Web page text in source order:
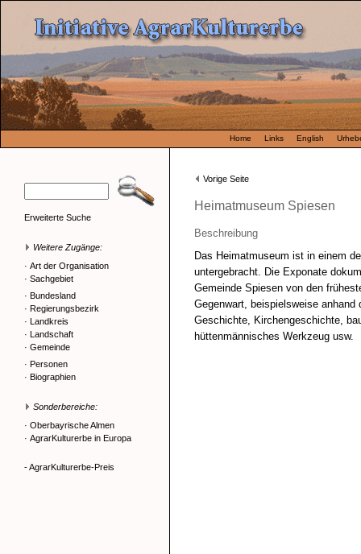
Home Links English
Erweiterte Suche
Weitere Zugänge:
· Art der Organisation
· Sachgebiet
· Bundesland
· Regierungsbezirk
· Landkreis
· Landschaft
· Gemeinde
· Personen
· Biographien
Sonderbereiche:
· Oberbayrische Almen
· AgrarKulturerbe in Europa
- AgrarKulturerbe-Preis
Vorige Seite
Heimatmuseum Spiesen
Beschreibung
Das Heimatmuseum ist in einem
untergebracht. Die Exponate
Gemeinde Spiesen von den
Gegenwart, beispielsweise anhand
Geschichte, Kirchengeschichte,
hüttenmännisches Werkzeug usw.